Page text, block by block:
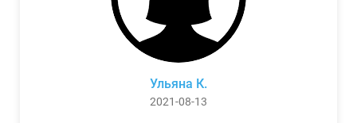
Ульяна К.
2021-08-13